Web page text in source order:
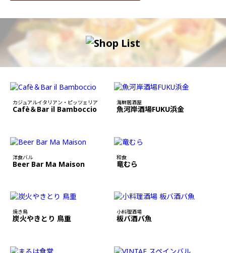
カジュアルイタリアン・ピッツェリア
Cafè＆Bar il Bamboccio
海鮮居酒屋
魚河岸酒場FUKU浜金
洋食バル
Beer Bar Ma Maison
和食
竜むら
焼き鳥
炭火やきとり 鳥重
小料理酒場
板バ酒バ魚